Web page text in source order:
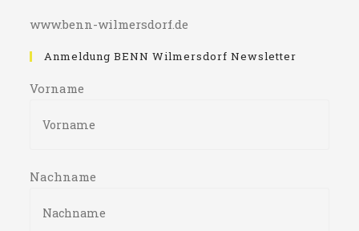
www.benn-wilmersdorf.de
Anmeldung BENN Wilmersdorf Newsletter
Vorname
Nachname